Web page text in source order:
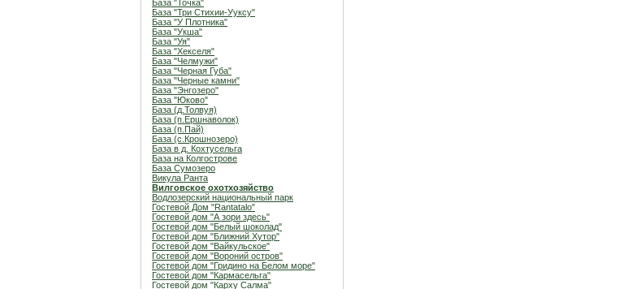
База "Точка"
База "Три Стихии-Ууксу"
База "У Плотника"
База "Укша"
База "Уя"
База "Хекселя"
База "Челмужи"
База "Черная Губа"
База "Черные камни"
База "Энгозеро"
База "Юково"
База (д.Толвуя)
База (п.Ершнаволок)
База (п.Пай)
База (с.Крошнозеро)
База в д. Кохтусельга
База на Колгострове
База Сумозеро
Викула Ранта
Вилговское охотхозяйство
Водлозерский национальный парк
Гостевой Дом "Rantatalo"
Гостевой дом "А зори здесь"
Гостевой дом "Белый шоколад"
Гостевой дом "Ближний Хутор"
Гостевой дом "Вайкульское"
Гостевой дом "Вороний остров"
Гостевой дом "Гридино на Белом море"
Гостевой дом "Кармасельга"
Гостевой дом "Карху Салма"